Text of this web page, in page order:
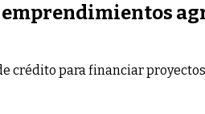
crédito para financiar